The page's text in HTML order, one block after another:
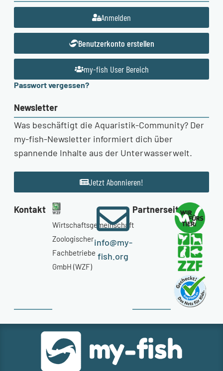
Anmelden
Benutzerkonto erstellen
my-fish User Bereich
Passwort vergessen?
Newsletter
Was beschäftigt die Aquaristik-Community? Der
my-fish-Newsletter informiert dich über
spannende Inhalte aus der Unterwasserwelt.
Jetzt Abonnieren!
Kontakt
Wirtschaftsgemeinschaft
Zoologischer
Fachbetriebe
GmbH (WZF)
info@my-
fish.org
Partnerseiten